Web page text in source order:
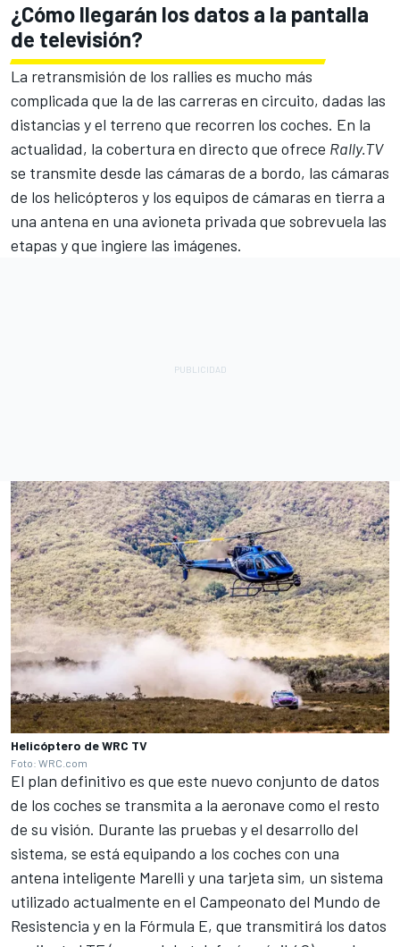
¿Cómo llegarán los datos a la pantalla
de televisión?
La retransmisión de los rallies es mucho más
complicada que la de las carreras en circuito, dadas las
distancias y el terreno que recorren los coches. En la
actualidad, la cobertura en directo que ofrece Rally.TV
se transmite desde las cámaras de a bordo, las cámaras
de los helicópteros y los equipos de cámaras en tierra a
una antena en una avioneta privada que sobrevuela las
etapas y que ingiere las imágenes.
Helicóptero de WRC TV
Foto: WRC.com
El plan definitivo es que este nuevo conjunto de datos
de los coches se transmita a la aeronave como el resto
de su visión. Durante las pruebas y el desarrollo del
sistema, se está equipando a los coches con una
antena inteligente Marelli y una tarjeta sim, un sistema
utilizado actualmente en el Campeonato del Mundo de
Resistencia y en la Fórmula E, que transmitirá los datos